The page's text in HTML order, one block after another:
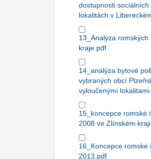
dostupnosti
lokalitách v
13_Analýza
kraje.pdf
14_analýza bytové
vybraných obcí
vyloučenými
15_koncepce romské
2008 ve Zlínském
16_Koncepce
2013.pdf